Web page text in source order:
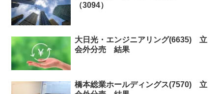
（3094）
大日光・エンジニアリング(6635) 立
会外分売 結果
橋本総業ホールディングス(7570) 立